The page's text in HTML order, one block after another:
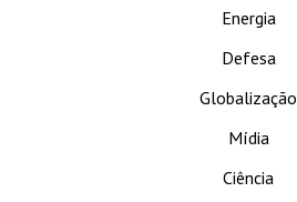
Energia
Defesa
Globalização
Mídia
Ciência